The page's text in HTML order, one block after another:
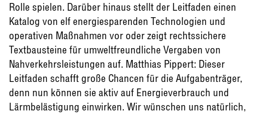
Rolle spielen. Darüber hinaus stellt der Leitfaden einen
Katalog von elf energiesparenden Technologien und
operativen Maßnahmen vor oder zeigt rechtssichere
Textbausteine für umweltfreundliche Vergaben von
Nahverkehrsleistungen auf. Matthias Pippert: Dieser
Leitfaden schafft große Chancen für die Aufgabenträger,
denn nun können sie aktiv auf Energieverbrauch und
Lärmbelästigung einwirken. Wir wünschen uns natürlich,